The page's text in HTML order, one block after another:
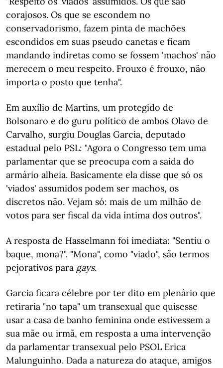
corajosos. Os que se escondem no
conservadorismo, fazem pinta de machões
escondidos em suas pseudo canetas e ficam
mandando indiretas como se fossem 'machos' não
merecem o meu respeito. Frouxo é frouxo, não
importa o posto que tenha".
Em auxílio de Martins, um protegido de
Bolsonaro e do guru político de ambos Olavo de
Carvalho, surgiu Douglas Garcia, deputado
estadual pelo PSL: "Agora o Congresso tem uma
parlamentar que se preocupa com a saída do
armário alheia. Basicamente ela disse que só os
'viados' assumidos podem ser machos, os
discretos não. Vejam só: mais de um milhão de
votos para ser fiscal da vida íntima dos outros".
A resposta de Hasselmann foi imediata: "Sentiu o
baque, mona?". "Mona", como "viado", são termos
pejorativos para gays.
Garcia ficara célebre por ter dito em plenário que
retiraria "no tapa" um transexual que quisesse
usar a casa de banho feminina onde estivessem a
sua mãe ou irmã, em resposta a uma intervenção
da parlamentar transexual pelo PSOL Erica
Malunguinho. Dada a natureza do ataque, amigos